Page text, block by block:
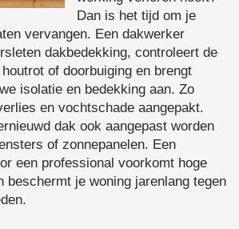
Dan is het tijd om je
vervangen. Een dakwerker
dakbedekking, controleert de
of doorbuiging en brengt
isolatie en bedekking aan. Zo
en vochtschade aangepakt.
dak ook aangepast worden
of zonnepanelen. Een
een professional voorkomt hoge
beschermt je woning jarenlang tegen